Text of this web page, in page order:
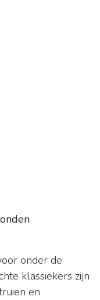
onder de
klassiekers zijn
en